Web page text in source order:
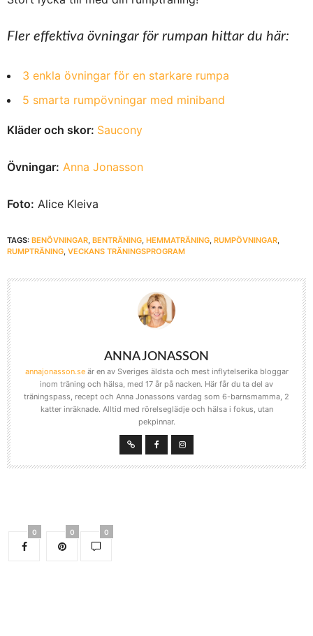
Fler effektiva övningar för rumpan hittar du här:
3 enkla övningar för en starkare rumpa
5 smarta rumpövningar med miniband
Kläder och skor: Saucony
Övningar: Anna Jonasson
Foto: Alice Kleiva
TAGS: BENÖVNINGAR, BENTRÄNING, HEMMATRÄNING, RUMPÖVNINGAR,
RUMPTRÄNING, VECKANS TRÄNINGSPROGRAM
ANNA JONASSON
annajonasson.seär en av Sveriges äldsta och mest inflytelserika bloggar
inom träning och hälsa, med 17 år på nacken. Här får du ta del av
träningspass, recept och Anna Jonassons vardag som 6-barnsmamma, 2
katter inräknade. Alltid med rörelseglädje och hälsa i fokus, utan
pekpinnar.
0 0 0